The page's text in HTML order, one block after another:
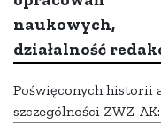
naukowych,
działalność
Poświęconych historii
szczególności ZWZ-AK: